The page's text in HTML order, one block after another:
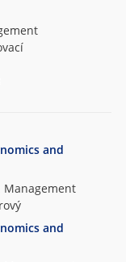
and
Management
and